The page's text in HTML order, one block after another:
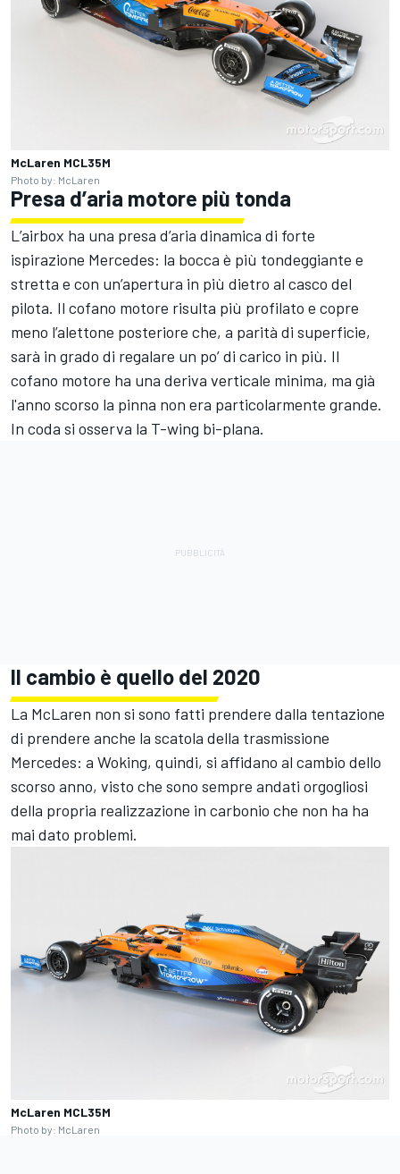
McLaren MCL35M
Photo by: McLaren
Presa d’aria motore più tonda
L’airbox ha una presa d’aria dinamica di forte
ispirazione Mercedes: la bocca è più tondeggiante e
stretta e con un’apertura in più dietro al casco del
pilota. Il cofano motore risulta più profilato e copre
meno l’alettone posteriore che, a parità di superficie,
sarà in grado di regalare un po’ di carico in più. Il
cofano motore ha una deriva verticale minima, ma già
l'anno scorso la pinna non era particolarmente grande.
In coda si osserva la T-wing bi-plana.
Il cambio è quello del 2020
La McLaren non si sono fatti prendere dalla tentazione
di prendere anche la scatola della trasmissione
Mercedes: a Woking, quindi, si affidano al cambio dello
scorso anno, visto che sono sempre andati orgogliosi
della propria realizzazione in carbonio che non ha ha
mai dato problemi.
McLaren MCL35M
Photo by: McLaren